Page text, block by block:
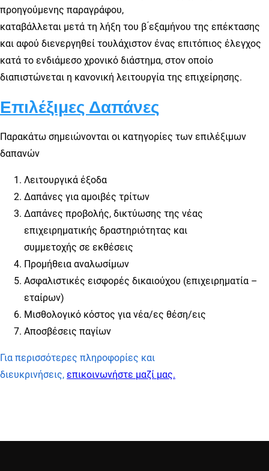
προηγούμενης παραγράφου,
καταβάλλεται μετά τη λήξη του β ́εξαμήνου της επέκτασης
και αφού διενεργηθεί τουλάχιστον ένας επιτόπιος έλεγχος
κατά το ενδιάμεσο χρονικό διάστημα, στον οποίο
διαπιστώνεται η κανονική λειτουργία της επιχείρησης.
Επιλέξιμες Δαπάνες
Παρακάτω σημειώνονται οι κατηγορίες των επιλέξιμων
δαπανών
Λειτουργικά έξοδα
Δαπάνες για αμοιβές τρίτων
Δαπάνες προβολής, δικτύωσης της νέας
επιχειρηματικής δραστηριότητας και
συμμετοχής σε εκθέσεις
Προμήθεια αναλωσίμων
Ασφαλιστικές εισφορές δικαιούχου (επιχειρηματία –
εταίρων)
Μισθολογικό κόστος για νέα/ες θέση/εις
Αποσβέσεις παγίων
Για περισσότερες πληροφορίες και
διευκρινήσεις, επικοινωνήστε μαζί μας.